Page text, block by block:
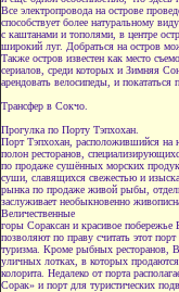
Все электропровода на острове
способствует более натуральному
с каштанами и тополями, в центре
широкий луг. Добраться на остров
Также остров известен как место
сериалов, среди которых и Зимняя
арендовать велосипеды, и покататься
Трансфер в Сокчо.
Прогулка по Порту Тэпхохан.
Порт Тэпхохан, расположившийся на
полон ресторанов,
по продаже сушённых морских
суши, славящихся свежестью и
рынка по продаже живой рыбы,
заслуживает необыкновенно
Величественные
горы Сораксан и красивое побережье
позволяют по праву считать этот
туризма. Кроме рыбных ресторанов,
уличных лотках, в которых
колорита. Недалеко от порта
Сорак» и порт для туристических